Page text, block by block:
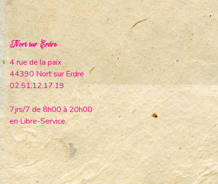
Nort sur Erdre
4 rue de la paix
44390 Nort sur Erdre
02.51.12.17.19
7jrs/7 de 8h00 à 20h00
en Libre-Service.